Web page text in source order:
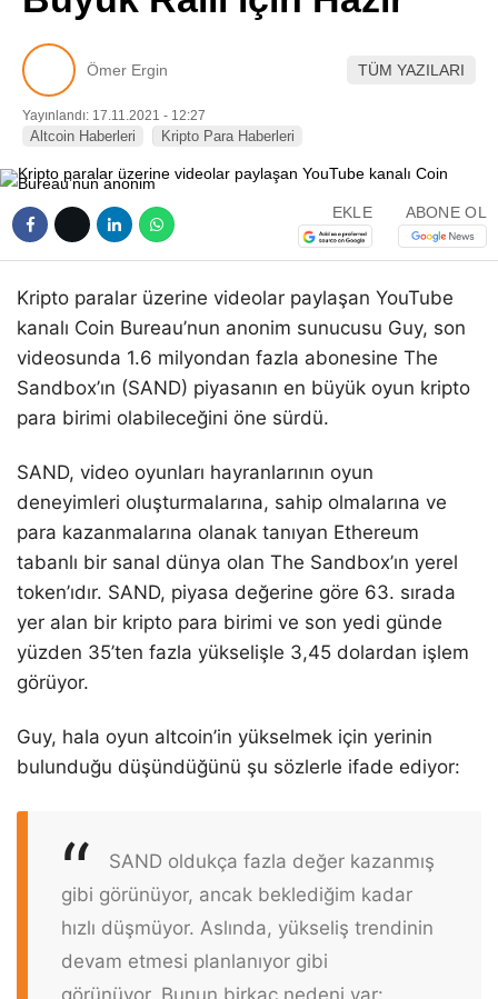
Ömer Ergin TÜM YAZILARI
Yayınlandı: 17.11.2021 - 12:27
Altcoin Haberleri Kripto Para Haberleri
EKLE ABONE OL
Kripto paralar üzerine videolar paylaşan YouTube
kanalı Coin Bureau’nun anonim sunucusu Guy, son
videosunda 1.6 milyondan fazla abonesine The
Sandbox’ın (SAND) piyasanın en büyük oyun kripto
para birimi olabileceğini öne sürdü.
SAND, video oyunları hayranlarının oyun
deneyimleri oluşturmalarına, sahip olmalarına ve
para kazanmalarına olanak tanıyan Ethereum
tabanlı bir sanal dünya olan The Sandbox’ın yerel
token’ıdır. SAND, piyasa değerine göre 63. sırada
yer alan bir kripto para birimi ve son yedi günde
yüzden 35’ten fazla yükselişle 3,45 dolardan işlem
görüyor.
Guy, hala oyun altcoin’in yükselmek için yerinin
bulunduğu düşündüğünü şu sözlerle ifade ediyor:
SAND oldukça fazla değer kazanmış
gibi görünüyor, ancak beklediğim kadar
hızlı düşmüyor. Aslında, yükseliş trendinin
devam etmesi planlanıyor gibi
görünüyor. Bunun birkaç nedeni var: